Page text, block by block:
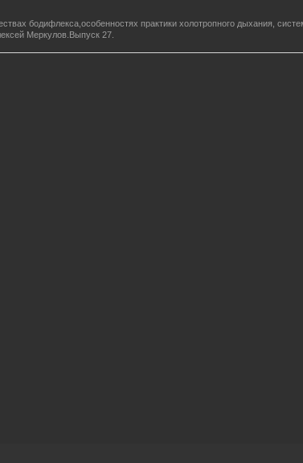
бодифлекса,особенностях практики холотропного дыхания,
Меркулов.Выпуск 27.